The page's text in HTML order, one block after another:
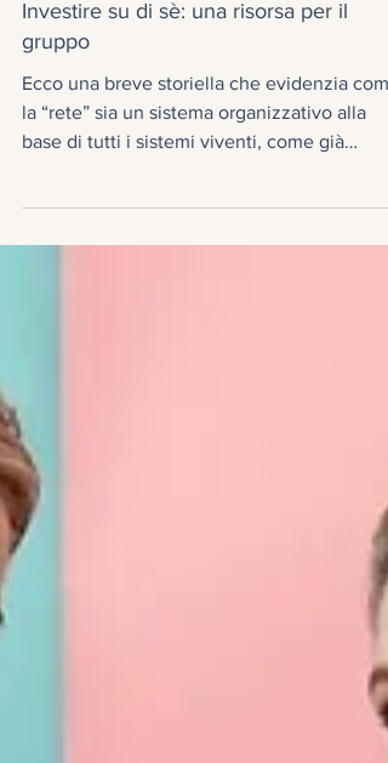
Blog Studio Bonalume
Investire su di sè: una risorsa per il
gruppo
Ecco una breve storiella che evidenzia
la “rete” sia un sistema organizzativo alla
aveva...